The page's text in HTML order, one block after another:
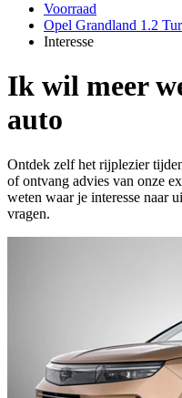
Voorraad
Opel Grandland 1.2
Interesse
Ik wil meer
auto
Ontdek zelf het rijplezier
of ontvang advies van onze
weten waar je interesse naar
vragen.